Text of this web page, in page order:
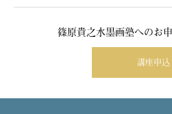
篠原貴之水墨画塾へのお
講座申込